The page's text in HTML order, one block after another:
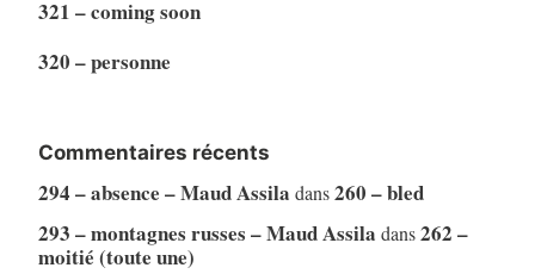
321 – coming soon
320 – personne
Commentaires récents
294 – absence – Maud Assila dans260 – bled
293 – montagnes russes – Maud Assila dans262 –
moitié (toute une)